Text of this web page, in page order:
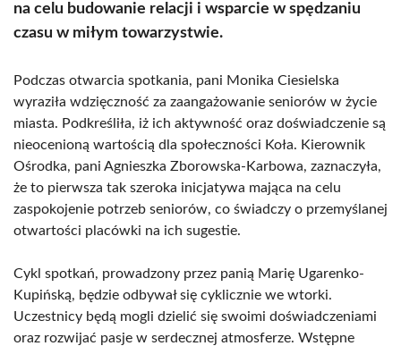
na celu budowanie relacji i wsparcie w spędzaniu
czasu w miłym towarzystwie.
Podczas otwarcia spotkania, pani Monika Ciesielska
wyraziła wdzięczność za zaangażowanie seniorów w życie
miasta. Podkreśliła, iż ich aktywność oraz doświadczenie są
nieocenioną wartością dla społeczności Koła. Kierownik
Ośrodka, pani Agnieszka Zborowska-Karbowa, zaznaczyła,
że to pierwsza tak szeroka inicjatywa mająca na celu
zaspokojenie potrzeb seniorów, co świadczy o przemyślanej
otwartości placówki na ich sugestie.
Cykl spotkań, prowadzony przez panią Marię Ugarenko-
Kupińską, będzie odbywał się cyklicznie we wtorki.
Uczestnicy będą mogli dzielić się swoimi doświadczeniami
oraz rozwijać pasje w serdecznej atmosferze. Wstępne